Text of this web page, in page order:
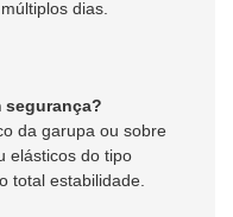
dias.
segurança?
da garupa ou sobre
elásticos do tipo
total estabilidade.